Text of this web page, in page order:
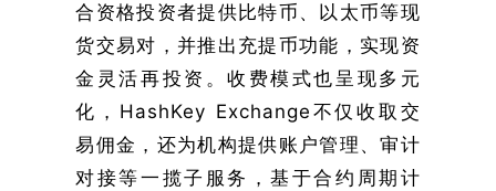
合资格投资者提供比特币、以太币等现
货交易对，并推出充提币功能，实现资
金灵活再投资。收费模式也呈现多元
化，HashKey Exchange不仅收取交
易佣金，还为机构提供账户管理、审计
对接等一揽子服务，基于合约周期计